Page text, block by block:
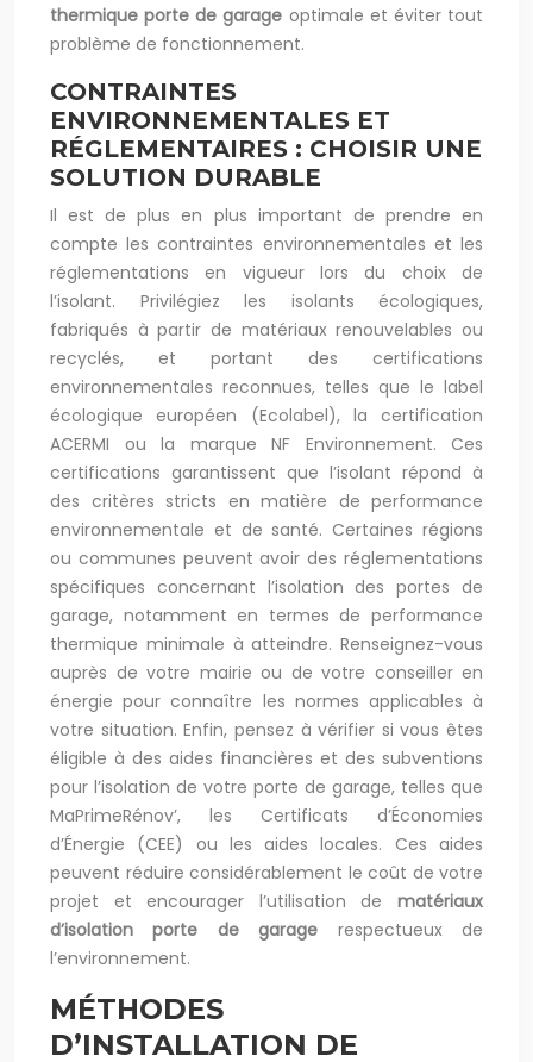
thermique porte de garage optimale et éviter tout
problème de fonctionnement.
CONTRAINTES
ENVIRONNEMENTALES ET
RÉGLEMENTAIRES : CHOISIR UNE
SOLUTION DURABLE
Il est de plus en plus important de prendre en
compte les contraintes environnementales et les
réglementations en vigueur lors du choix de
l’isolant. Privilégiez les isolants écologiques,
fabriqués à partir de matériaux renouvelables ou
recyclés, et portant des certifications
environnementales reconnues, telles que le label
écologique européen (Ecolabel), la certification
ACERMI ou la marque NF Environnement. Ces
certifications garantissent que l’isolant répond à
des critères stricts en matière de performance
environnementale et de santé. Certaines régions
ou communes peuvent avoir des réglementations
spécifiques concernant l’isolation des portes de
garage, notamment en termes de performance
thermique minimale à atteindre. Renseignez-vous
auprès de votre mairie ou de votre conseiller en
énergie pour connaître les normes applicables à
votre situation. Enfin, pensez à vérifier si vous êtes
éligible à des aides financières et des subventions
pour l’isolation de votre porte de garage, telles que
MaPrimeRénov’, les Certificats d’Économies
d’Énergie (CEE) ou les aides locales. Ces aides
peuvent réduire considérablement le coût de votre
projet et encourager l’utilisation de matériaux
d’isolation porte de garage respectueux de
l’environnement.
MÉTHODES
D’INSTALLATION DE